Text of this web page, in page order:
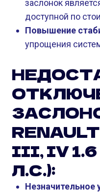
заслонок
доступной по
Повышение
упрощения
III, IV 1.6
Л.С.):
Незначительное